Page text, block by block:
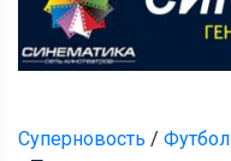
Суперновость / Футбол